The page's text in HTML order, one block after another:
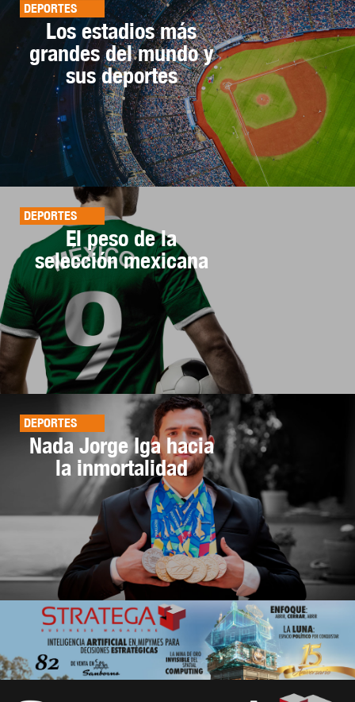
DEPORTES
Los estadios más
grandes del mundo y
sus deportes
DEPORTES
El peso de la
selección mexicana
DEPORTES
Nada Jorge Iga hacia
la inmortalidad